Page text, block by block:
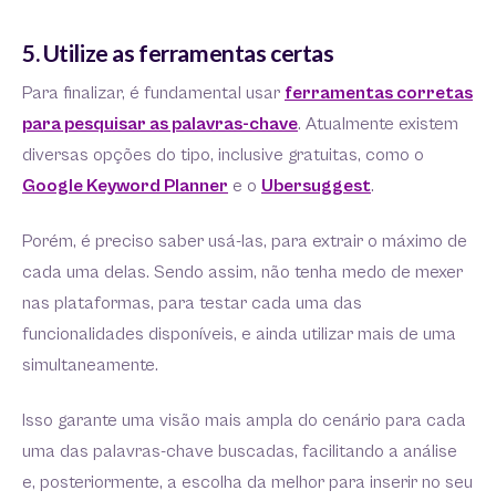
5. Utilize as ferramentas certas
Para finalizar, é fundamental usar ferramentas corretas
para pesquisar as palavras-chave. Atualmente existem
diversas opções do tipo, inclusive gratuitas, como o
Google Keyword Planner e o Ubersuggest.
Porém, é preciso saber usá-las, para extrair o máximo de
cada uma delas. Sendo assim, não tenha medo de mexer
nas plataformas, para testar cada uma das
funcionalidades disponíveis, e ainda utilizar mais de uma
simultaneamente.
Isso garante uma visão mais ampla do cenário para cada
uma das palavras-chave buscadas, facilitando a análise
e, posteriormente, a escolha da melhor para inserir no seu